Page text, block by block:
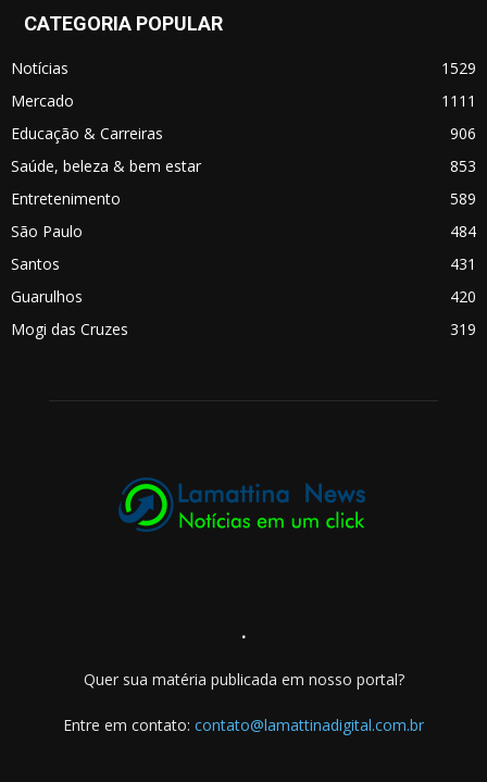
CATEGORIA POPULAR
Notícias
1529
Mercado
1111
Educação & Carreiras
906
Saúde, beleza & bem estar
853
Entretenimento
589
São Paulo
484
Santos
431
Guarulhos
420
Mogi das Cruzes
319
.
Quer sua matéria publicada em nosso portal?
Entre em contato: contato@lamattinadigital.com.br